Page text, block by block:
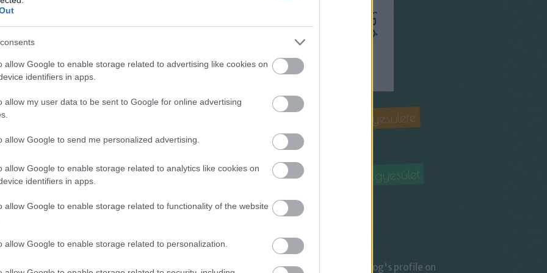
allow Google to enable storage related to advertising like cookies on
identifiers in apps.
allow my user data to be sent to Google for online advertising
allow Google to send me personalized advertising.
allow Google to enable storage related to analytics like cookies on
identifiers in apps.
allow Google to enable storage related to functionality of the website
allow Google to enable storage related to personalization.
A Goldman Sachs szerint a ChatGPT és más
GDP-t, miközben 300 millió munkavállaló
állását váltanák ki. Az új technológiák régóta
ígérik, hogy feleslegessé teszik még
ennek az esélye?
korszakot, melyben a mesterséges intelligencia
vágyálomból nagyon is valós, fenyegető
nincs olyan dolog, amit ne tudna megtenni. Tavaly
a
Informatika Tanárok Egyesülete
isze.hu
Nők a Tudományban Egyesület
nokatud.hu
Pinterest
Visit Monsoon Info Blog's profile on